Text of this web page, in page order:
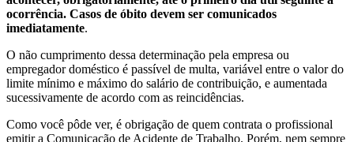
ocorrência. Casos de óbito devem ser comunicados
imediatamente.
O não cumprimento dessa determinação pela empresa ou
empregador doméstico é passível de multa, variável entre o valor do
limite mínimo e máximo do salário de contribuição, e aumentada
sucessivamente de acordo com as reincidências.
Como você pôde ver, é obrigação de quem contrata o profissional
emitir a Comunicação de Acidente de Trabalho. Porém, nem sempre